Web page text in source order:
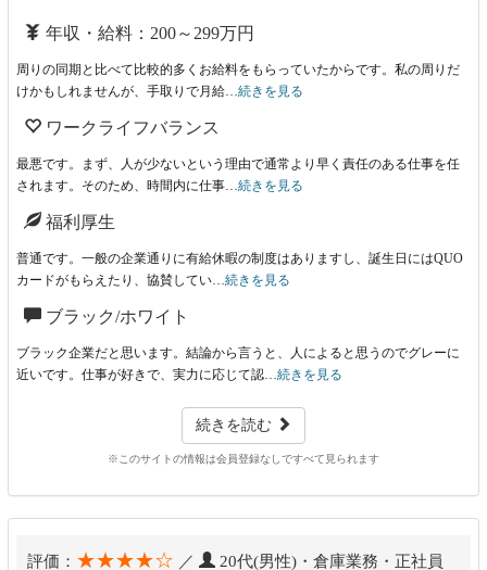
年収・給料：200～299万円
周りの同期と比べて比較的多くお給料をもらっていたからです。私の周りだ
けかもしれませんが、手取りで月給…続きを見る
ワークライフバランス
最悪です。まず、人が少ないという理由で通常より早く責任のある仕事を任
されます。そのため、時間内に仕事…続きを見る
福利厚生
普通です。一般の企業通りに有給休暇の制度はありますし、誕生日にはQUO
カードがもらえたり、協賛してい…続きを見る
ブラック/ホワイト
ブラック企業だと思います。結論から言うと、人によると思うのでグレーに
近いです。仕事が好きで、実力に応じて認…続きを見る
続きを読む
※このサイトの情報は会員登録なしですべて見られます
評価： ★★★★☆ ／ 20代(男性)・倉庫業務・正社員